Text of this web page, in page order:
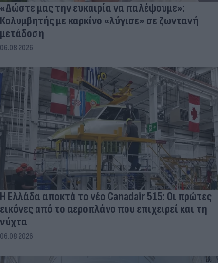
«Δώστε μας την ευκαιρία να παλέψουμε»:
Κολυμβητής με καρκίνο «λύγισε» σε ζωντανή
μετάδοση
06.08.2026
Η Ελλάδα αποκτά το νέο Canadair 515: Οι πρώτες
εικόνες από το αεροπλάνο που επιχειρεί και τη
νύχτα
06.08.2026